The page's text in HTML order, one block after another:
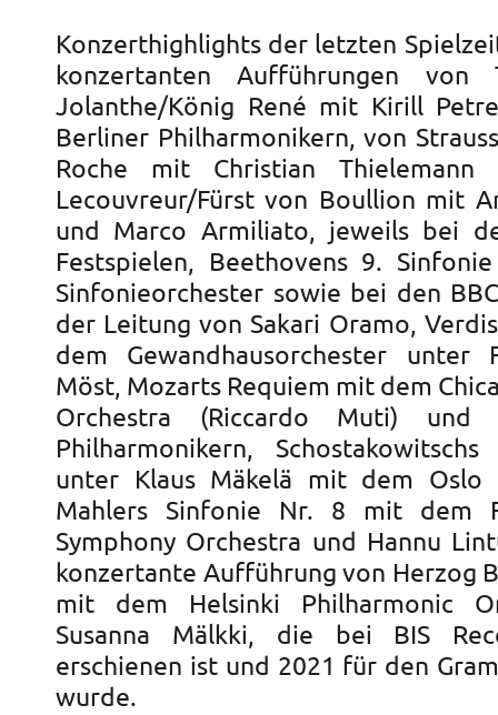
Konzerthighlights der letzten
konzertanten Aufführungen von
Jolanthe/König René mit Kirill
Berliner Philharmonikern, von
Roche mit Christian Thielemann
Lecouvreur/Fürst von Boullion mit
und Marco Armiliato, jeweils bei
Festspielen, Beethovens 9.
Sinfonieorchester sowie bei den
der Leitung von Sakari Oramo,
dem Gewandhausorchester unter
Möst, Mozarts Requiem mit dem
Orchestra (Riccardo Muti) und
Philharmonikern,
unter Klaus Mäkelä mit dem Oslo
Mahlers Sinfonie Nr. 8 mit dem
Symphony Orchestra und Hannu
konzertante Aufführung von Herzog
mit dem Helsinki Philharmonic
Susanna Mälkki, die bei BIS
erschienen ist und 2021 für den
wurde.